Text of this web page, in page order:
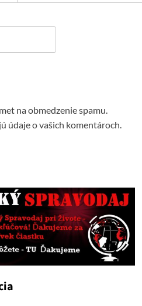
na obmedzenie spamu.
údaje o vašich komentároch.